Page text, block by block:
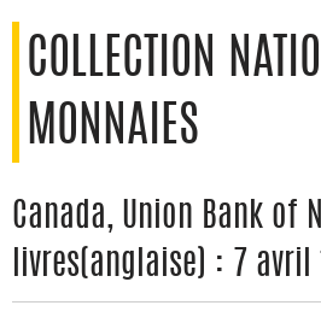
COLLECTION
MONNAIES
Canada, Union Bank of
livres(anglaise) : 7 avril